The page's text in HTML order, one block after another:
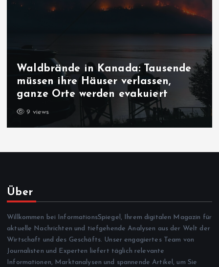
Bedrohung der liberalen
Demokratie: Macht es bum in
Sachsen-Anhalt?
8 views
Über
Willkommen bei InformationsSpiegel, Ihrem digitalen Magazin für
aktuelle Nachrichten und tiefgehende Analysen aus der Welt der
Wirtschaft und des Geschäfts. Unser engagiertes Team von
Journalisten und Experten liefert täglich relevante
Informationen, Marktanalysen und spannende Artikel, um Sie